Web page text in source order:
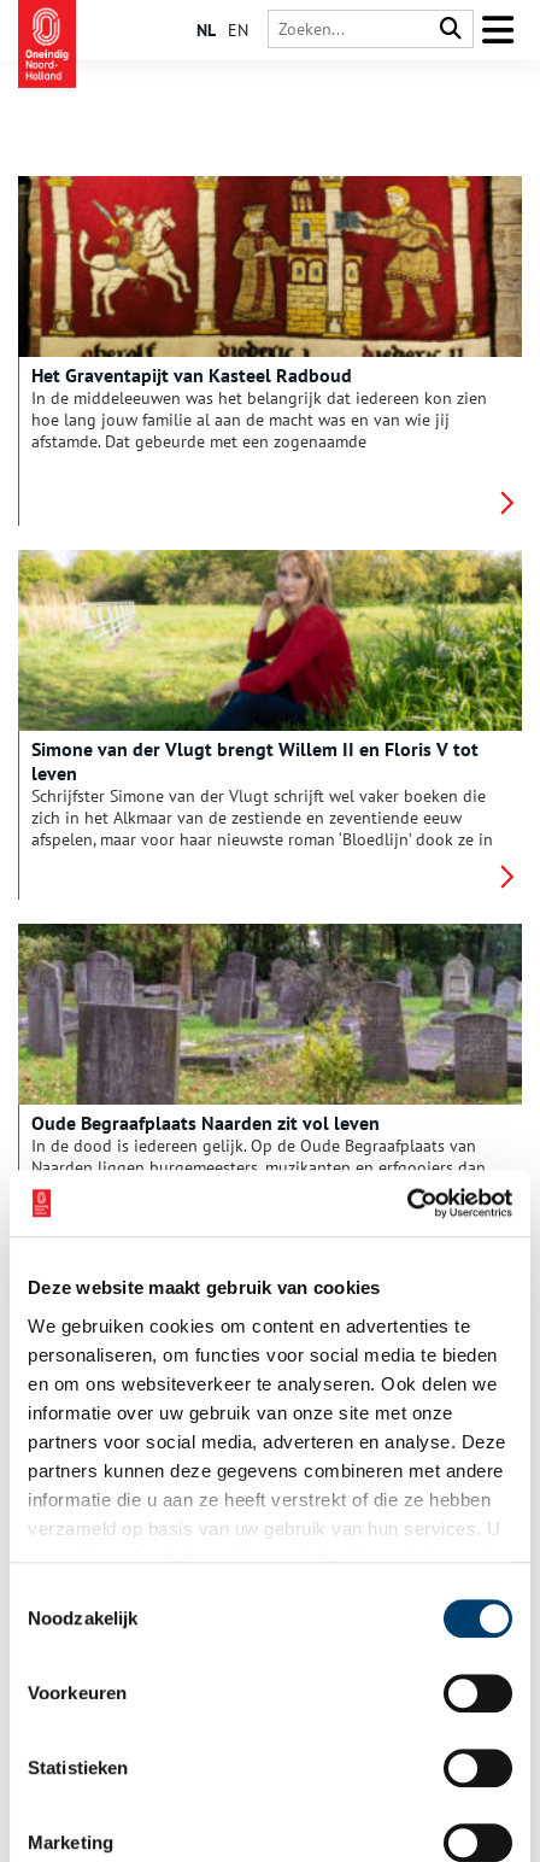
Deze website maakt gebruik van cookies
We gebruiken cookies om content en advertenties te
personaliseren, om functies voor social media te bieden
en om ons websiteverkeer te analyseren. Ook delen we
informatie over uw gebruik van onze site met onze
partners voor social media, adverteren en analyse. Deze
partners kunnen deze gegevens combineren met andere
informatie die u aan ze heeft verstrekt of die ze hebben
verzameld op basis van uw gebruik van hun services. U
Noodzakelijk
Voorkeuren
Statistieken
Marketing
NL EN
Het Graventapijt van Kasteel Radboud
In de middeleeuwen was het belangrijk dat iedereen kon zien
hoe lang jouw familie al aan de macht was en van wie jij
afstamde. Dat gebeurde met een zogenaamde
vrijwilligers. Speciaal voor dit project werden ze opgeleid in de
traditionele manier van borduren.
Simone van der Vlugt brengt Willem II en Floris V tot
leven
Schrijfster Simone van der Vlugt schrijft wel vaker boeken die
zich in het Alkmaar van de zestiende en zeventiende eeuw
afspelen, maar voor haar nieuwste roman ‘Bloedlijn’ dook ze in
Oude Begraafplaats Naarden zit vol leven
In de dood is iedereen gelijk. Op de Oude Begraafplaats van
Naarden liggen burgemeesters, muzikanten en erfgooiers dan
ook dwars door elkaar heen. De grafmonumenten lopen uiteen
van vorstelijke familiekapellen tot simpele houten bordjes.
Deze groene omgeving is niet alleen een laatste rustplaats,
Naarden en Bussum.
Noordhollandsch kanaal – Kanalenkoning
In het kader van 200 jaar Noordhollandsch Kanaal schreef
historicus Maarten Hell voor ons een aantal verhalen over de
‘kanalenkoning’ Willem I.